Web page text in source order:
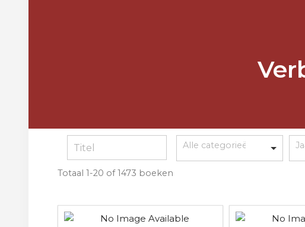
Totaal 1-20 of 1473 boeken